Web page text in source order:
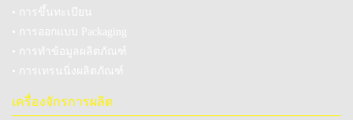
• การขึ้นทะเบียน
• การออกแบบ Packaging
• การทำข้อมูลผลิตภัณฑ์
• การเทรนนิ่งผลิตภัณฑ์
เครื่องจักรการผลิต